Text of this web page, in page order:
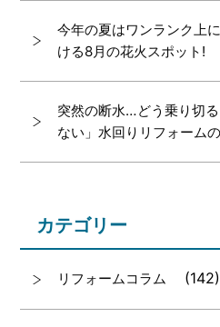
今年の夏はワンランク上
ける8月の花火スポット!
突然の断水…どう乗り切
ない」水回りリフォーム
カテゴリー
リフォームコラム (142)